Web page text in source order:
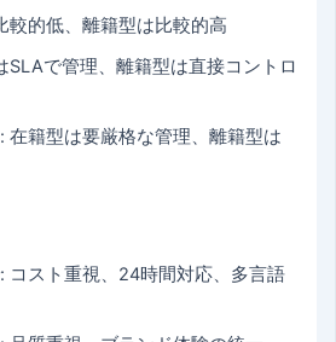
較的低、離籍型は比較的高
SLAで管理、離籍型は直接コントロ
: 在籍型は要厳格な管理、離籍型は
: コスト重視、24時間対応、多言語